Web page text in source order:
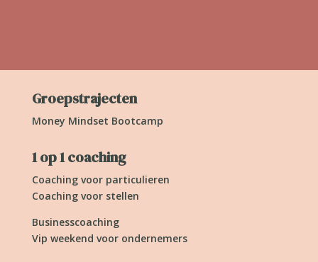
Groepstrajecten
Money Mindset Bootcamp
1 op 1 coaching
Coaching voor particulieren
Coaching voor stellen
Businesscoaching
Vip weekend voor ondernemers